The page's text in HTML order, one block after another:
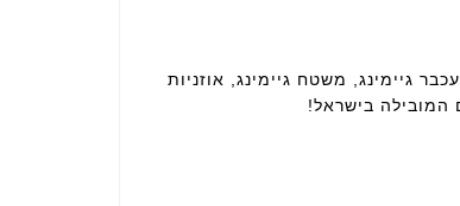
גיימינג, משטח גיימינג, אוזניות